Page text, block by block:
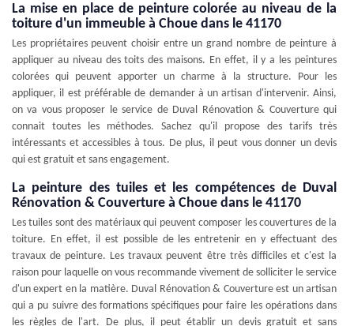
La mise en place de peinture colorée au niveau de la
toiture d'un immeuble à Choue dans le 41170
Les propriétaires peuvent choisir entre un grand nombre de peinture à
appliquer au niveau des toits des maisons. En effet, il y a les peintures
colorées qui peuvent apporter un charme à la structure. Pour les
appliquer, il est préférable de demander à un artisan d'intervenir. Ainsi,
on va vous proposer le service de Duval Rénovation & Couverture qui
connait toutes les méthodes. Sachez qu'il propose des tarifs très
intéressants et accessibles à tous. De plus, il peut vous donner un devis
qui est gratuit et sans engagement.
La peinture des tuiles et les compétences de Duval
Rénovation & Couverture à Choue dans le 41170
Les tuiles sont des matériaux qui peuvent composer les couvertures de la
toiture. En effet, il est possible de les entretenir en y effectuant des
travaux de peinture. Les travaux peuvent être très difficiles et c'est la
raison pour laquelle on vous recommande vivement de solliciter le service
d'un expert en la matière. Duval Rénovation & Couverture est un artisan
qui a pu suivre des formations spécifiques pour faire les opérations dans
les règles de l'art. De plus, il peut établir un devis gratuit et sans